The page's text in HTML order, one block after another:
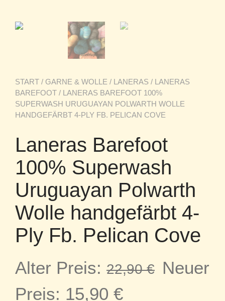
START / GARNE & WOLLE / LANERAS / LANERAS
BAREFOOT / LANERAS BAREFOOT 100%
SUPERWASH URUGUAYAN POLWARTH WOLLE
HANDGEFÄRBT 4-PLY FB. PELICAN COVE
Laneras Barefoot
100% Superwash
Uruguayan Polwarth
Wolle handgefärbt 4-
Ply Fb. Pelican Cove
Alter Preis: 22,90€ Neuer
Preis: 15,90 €Aktueller